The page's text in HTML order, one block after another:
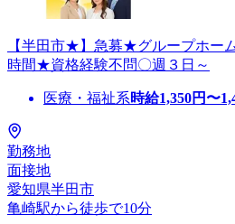
【半田市★】急募★グループホー
時間★資格経験不問〇週３日～
医療・福祉系時給1,350円〜
勤務地
面接地
愛知県半田市
亀崎駅から徒歩で10分